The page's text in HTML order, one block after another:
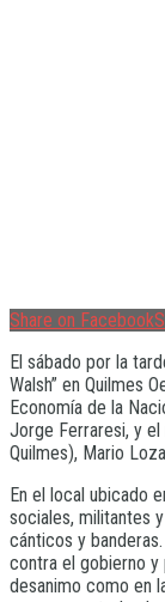
Share on Facebook
El sábado por la
Walsh” en Quilmes
Economía de la
Jorge Ferraresi, y el
Quilmes), Mario
En el local ubicado
sociales, militantes
cánticos y
contra el gobierno y
desanimo como en